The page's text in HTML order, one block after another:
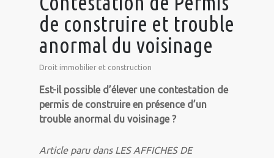
de construire et trouble
anormal du voisinage
Droit immobilier et construction
Est-il possible d’élever une contestation de
permis de construire en présence d’un
trouble anormal du voisinage ?
Article paru dans LES AFFICHES DE